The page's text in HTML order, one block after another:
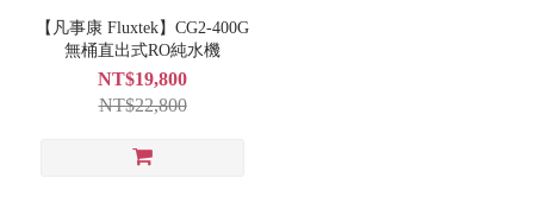
【凡事康 Fluxtek】CG2-400G
無桶直出式RO純水機
NT$19,800
NT$22,800